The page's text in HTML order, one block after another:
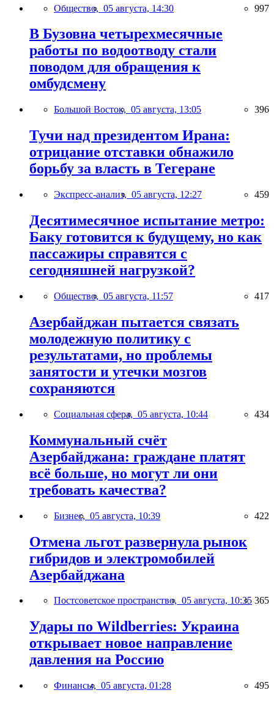
Общество, 05 августа, 14:30 997
В Бузовна четырехмесячные
работы по водоотводу стали
поводом для обращения к
омбудсмену
Большой Восток, 05 августа, 13:05 396
Тучи над президентом Ирана:
отрицание отставки обнажило
борьбу за власть в Тегеране
Экспресс-анализ, 05 августа, 12:27 459
Десятимесячное испытание метро:
Баку готовится к будущему, но как
пассажиры справятся с
сегодняшней нагрузкой?
Общество, 05 августа, 11:57 417
Азербайджан пытается связать
молодежную политику с
результатами, но проблемы
занятости и утечки мозгов
сохраняются
Социальная сфера, 05 августа, 10:44 434
Коммунальный счёт
Азербайджана: граждане платят
всё больше, но могут ли они
требовать качества?
Бизнес, 05 августа, 10:39 422
Отмена льгот развернула рынок
гибридов и электромобилей
Азербайджана
Постсоветское пространство, 05 августа, 10:35 365
Удары по Wildberries: Украина
открывает новое направление
давления на Россию
Финансы, 05 августа, 01:28 495